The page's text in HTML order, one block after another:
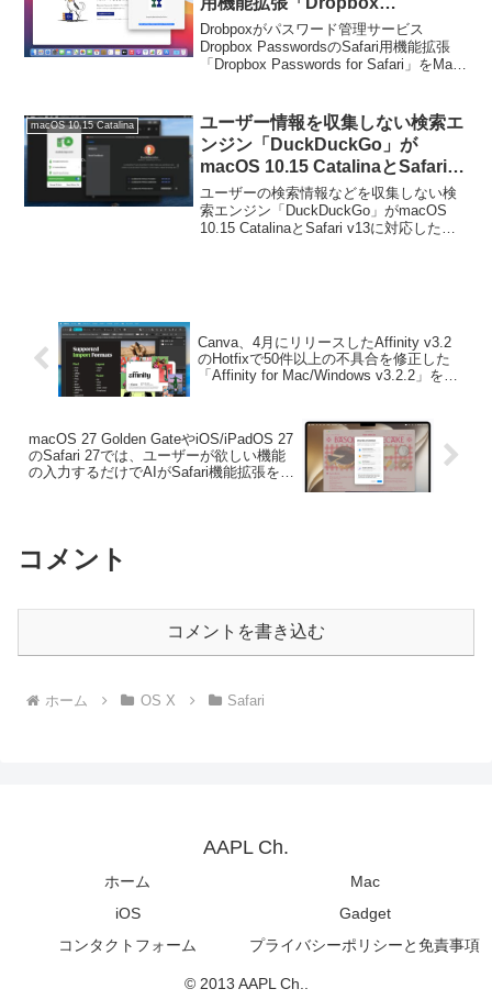
Passwords for Safari」をMac
App Storeでリリース。
Drobpoxがパスワード管理サービス
Dropbox PasswordsのSafari用機能拡張
「Dropbox Passwords for Safari」をMac
macOS 10.15 Catalina
ユーザー情報を収集しない検索エ
ンジン「DuckDuckGo」が
macOS 10.15 CatalinaとSafari
v13に対応したSafari機能拡張を
リリース。
ユーザーの検索情報などを収集しない検
索エンジン「DuckDuckGo」がmacOS
10.15 CatalinaとSafari v13に対応した
Canva、4月にリリースしたAffinity v3.2
のHotfixで50件以上の不具合を修正した
「Affinity for Mac/Windows v3.2.2」をリ
macOS 27 Golden GateやiOS/iPadOS 27
のSafari 27では、ユーザーが欲しい機能
の入力するだけでAIがSafari機能拡張を開
コメント
コメントを書き込む
ホーム OS X Safari
AAPL Ch.
ホーム
Mac
iOS
Gadget
コンタクトフォーム
プライバシーポリシーと免責事項
© 2013 AAPL Ch..